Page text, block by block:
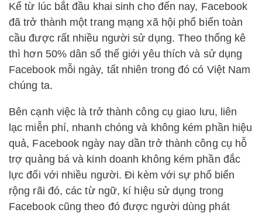
Kể từ lúc bắt đầu khai sinh cho đến nay, Facebook
đã trở thành một trang mạng xã hội phổ biến toàn
cầu được rất nhiều người sử dụng. Theo thống kê
thì hơn 50% dân số thế giới yêu thích và sử dụng
Facebook mỗi ngày, tất nhiên trong đó có Việt Nam
chúng ta.
Bên cạnh việc là trở thành công cụ giao lưu, liên
lạc miễn phí, nhanh chóng và không kém phần hiệu
quả, Facebook ngày nay dần trở thành công cụ hỗ
trợ quảng bá và kinh doanh không kém phần đắc
lực đối với nhiều người. Đi kèm với sự phổ biến
rộng rãi đó, các từ ngữ, kí hiệu sử dụng trong
Facebook cũng theo đó được người dùng phát